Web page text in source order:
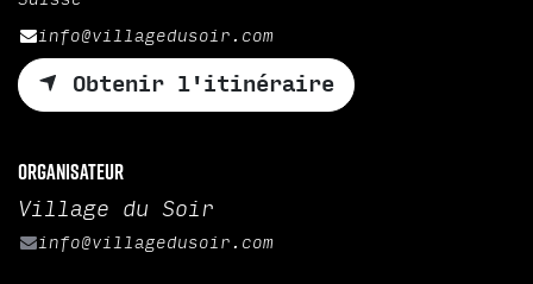
info@villagedusoir.com
Obtenir l'itinéraire
Organisateur
Village du Soir
info@villagedusoir.com